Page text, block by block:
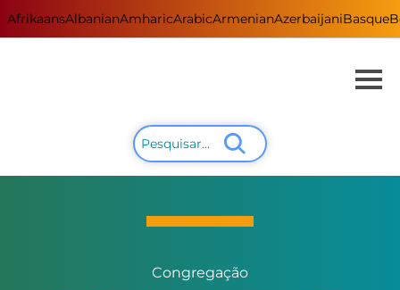
AfrikaansAlbanianAmharicArabicArmenianAzerbaijaniBasque
Congregação